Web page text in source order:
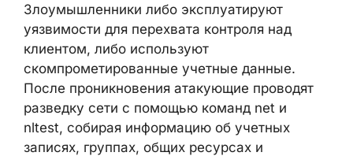
Злоумышленники либо эксплуатируют
уязвимости для перехвата контроля над
клиентом, либо используют
скомпрометированные учетные данные.
После проникновения атакующие проводят
разведку сети с помощью команд net и
nltest, собирая информацию об учетных
записях, группах, общих ресурсах и